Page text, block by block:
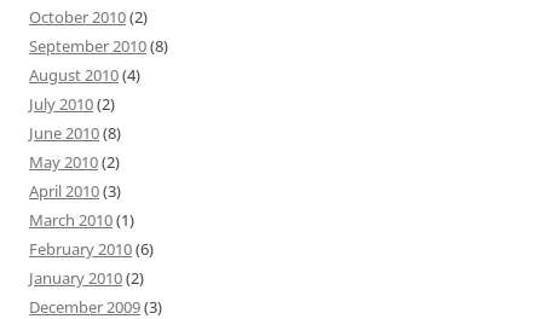
October 2010(2)
September 2010(8)
August 2010(4)
July 2010(2)
June 2010(8)
May 2010(2)
April 2010(3)
March 2010(1)
February 2010(6)
January 2010(2)
December 2009(3)